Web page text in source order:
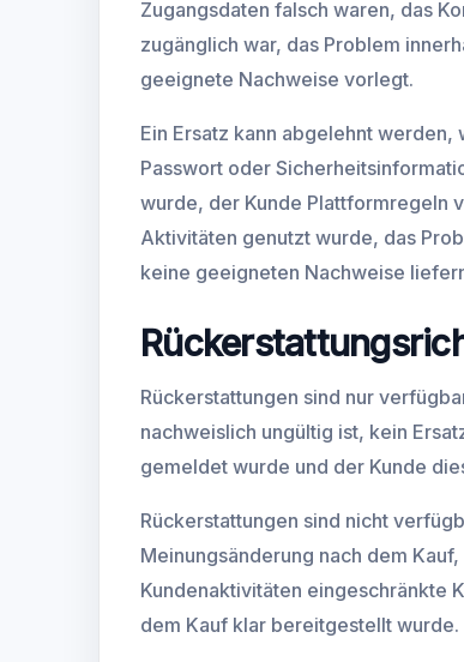
Zugangsdaten falsch waren, das
zugänglich war, das Problem
geeignete Nachweise vorlegt.
Ein Ersatz kann abgelehnt
Passwort oder
wurde, der Kunde Plattformregeln
Aktivitäten genutzt wurde, das
keine geeigneten Nachweise
Rückerstattungen sind nur
nachweislich ungültig ist, kein
gemeldet wurde und der Kunde
Rückerstattungen sind nicht
Meinungsänderung nach dem
Kundenaktivitäten eingeschränkte
dem Kauf klar bereitgestellt wurde.